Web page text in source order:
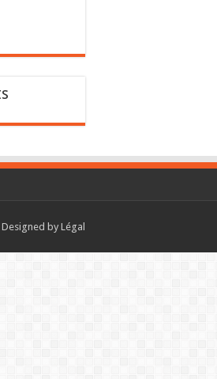
Designed by Légal